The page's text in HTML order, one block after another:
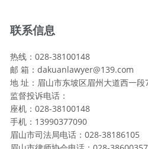
联系信息
热线：028-38100148
邮 箱：dakuanlawyer@139.com
地 址：眉山市东坡区眉州大道西一
监督投诉电话：
座机：028-38100148
手机：13990377090
眉山市司法局电话：028-38186105